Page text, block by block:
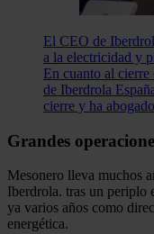
El CEO de
a la electricidad y
En cuanto al cierre
de Iberdrola
cierre y ha
Grandes
Mesonero lleva muchos
Iberdrola. tras un periplo
ya varios años como
energética.